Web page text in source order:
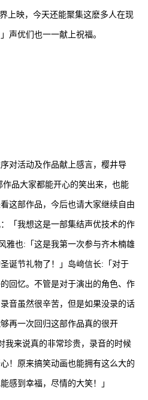
上映，今天还能聚集这麽多人在现
优们也一一献上祝福。
对活动及作品献上感言，樱井导
品大家都能开心的笑出来，也能
这部作品，今后也请大家继续自由
「我想这是一部集结声优技术的作
雅也:「这是我第一次参与齐木楠雄
诞节礼物了！」岛﨑信长:「对于
回忆。不管是对于演出的角色、作
音虽然很辛苦，但是如果没录的话
再一次回归这部作品真的很开
我来说真的非常珍贵，录音的时候
！原来搞笑动画也能拥有这么大的
感到幸福，尽情的大笑！」